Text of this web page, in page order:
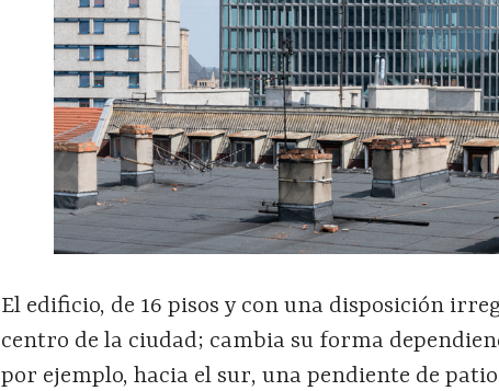
El edificio, de 16 pisos y con una disposición
centro de la ciudad; cambia su forma
por ejemplo, hacia el sur, una pendiente de